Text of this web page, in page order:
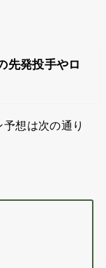
先発投手やロ
想は次の通り